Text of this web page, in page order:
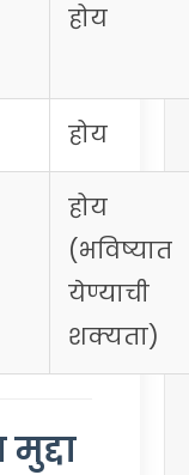
होय
होय
होय
(भविष्यात
येण्याची
शक्यता)